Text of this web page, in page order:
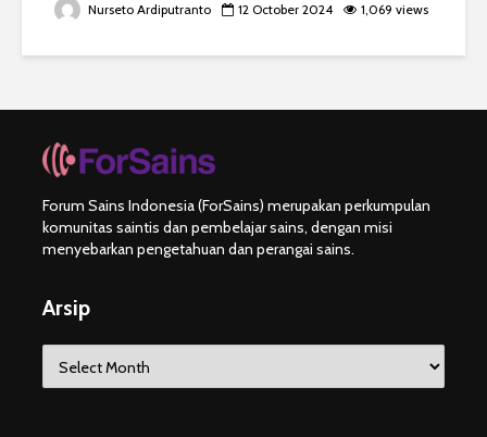
Nurseto Ardiputranto 12 October 2024 1,069 views
Forum Sains Indonesia (ForSains) merupakan perkumpulan
komunitas saintis dan pembelajar sains, dengan misi
menyebarkan pengetahuan dan perangai sains.
Arsip